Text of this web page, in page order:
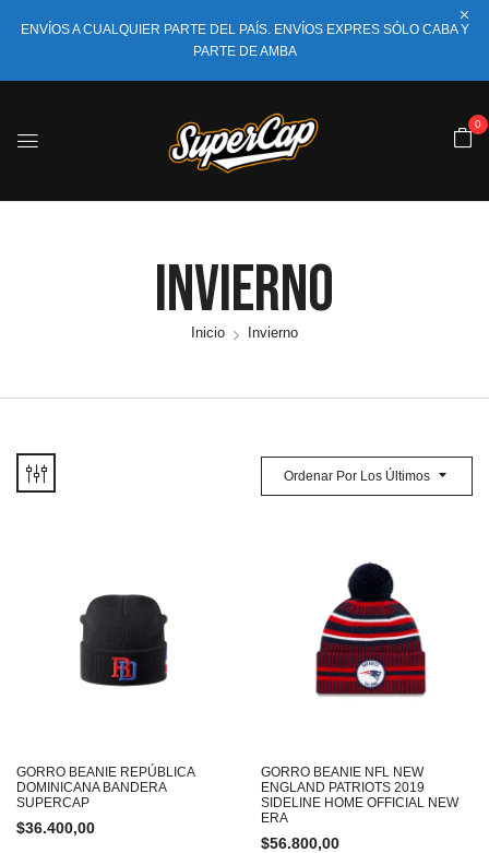
ENVÍOS A CUALQUIER PARTE DEL PAÍS. ENVÍOS EXPRES SÓLO CABA Y
PARTE DE AMBA
0
Invierno
Inicio Invierno
Ordenar Por Los Últimos
GORRO BEANIE REPÚBLICA
DOMINICANA BANDERA
SUPERCAP
$36.400,00
GORRO BEANIE NFL NEW
ENGLAND PATRIOTS 2019
SIDELINE HOME OFFICIAL NEW
ERA
$56.800,00